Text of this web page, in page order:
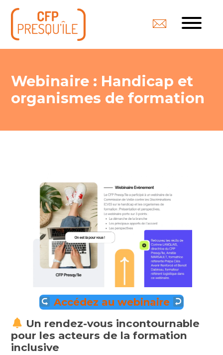
Webinaire : Handicap et
organismes de formation
Accédez au webinaire
Un rendez-vous incontournable
pour les acteurs de la formation
inclusive